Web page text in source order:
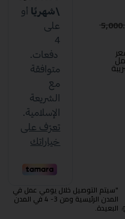
"سيتم التوصيل خلال يومي عمل في
المدن الرئيسية ومن 3- 4 في المدن
البعيدة.